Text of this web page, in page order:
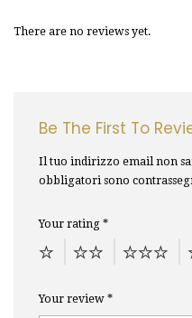
There are no reviews yet.
Be The First To
Il tuo indirizzo email non
obbligatori sono
Your rating *
Your review *